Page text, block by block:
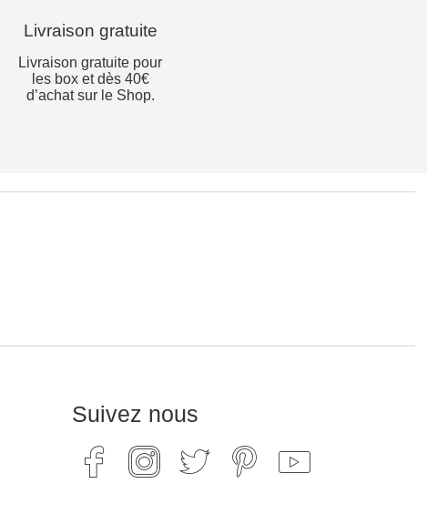
Livraison gratuite
Livraison gratuite pour
les box et dès 40€
d’achat sur le Shop.
Suivez nous